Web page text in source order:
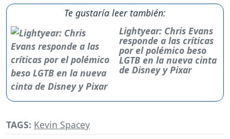
Te gustaría leer también:
Lightyear: Chris Evans
responde a las críticas
por el polémico beso
LGTB en la nueva cinta
de Disney y Pixar
TAGS: Kevin Spacey